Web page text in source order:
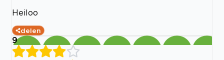
Heiloo
delen
9